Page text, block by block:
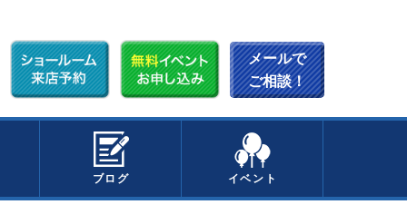
メールで
ご相談！
ブログ イベント